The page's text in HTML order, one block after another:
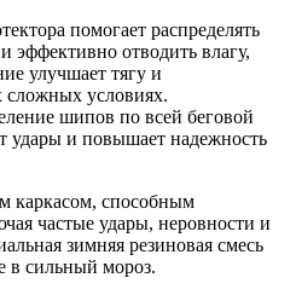
помогает распределять
эффективно отводить влагу,
улучшает тягу и
сложных условиях.
шипов по всей беговой
удары и повышает надежность
каркасом, способным
частые удары, неровности и
зимняя резиновая смесь
в сильный мороз.